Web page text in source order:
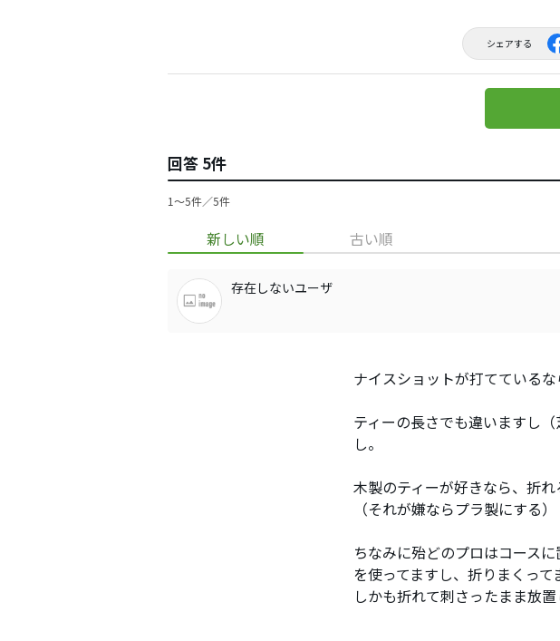
シェアする
回答 5件
1〜5件／5件
新しい順 古い順
存在しないユーザ
ナイスショットが打てている
ティーの長さでも違いますし
し。
木製のティーが好きなら、折
（それが嫌ならプラ製にする）
ちなみに殆どのプロはコース
を使ってますし、折りまくって
しかも折れて刺さったまま放